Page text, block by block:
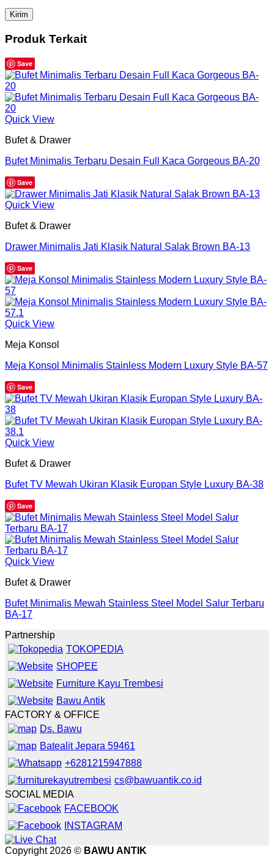
Produk Terkait
Save
Quick View
Bufet & Drawer
Bufet Minimalis Terbaru Desain Full Kaca Gorgeous BA-20
Save
Quick View
Bufet & Drawer
Drawer Minimalis Jati Klasik Natural Salak Brown BA-13
Save
Quick View
Meja Konsol
Meja Konsol Minimalis Stainless Modern Luxury Style BA-57
Save
Quick View
Bufet & Drawer
Bufet TV Mewah Ukiran Klasik Europan Style Luxury BA-38
Save
Quick View
Bufet & Drawer
Bufet Minimalis Mewah Stainless Steel Model Salur Terbaru
BA-17
Partnership
TOKOPEDIA
SHOPEE
Furniture Kayu Trembesi
Bawu Antik
FACTORY & OFFICE
Ds. Bawu
Batealit Jepara 59461
+6281215947888
cs@bawuantik.co.id
SOCIAL MEDIA
FACEBOOK
INSTAGRAM
Copyright 2026 © BAWU ANTIK